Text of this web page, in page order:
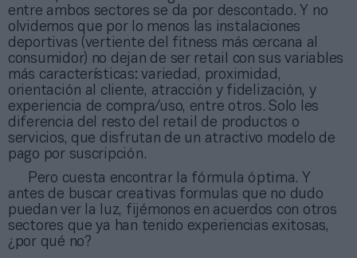
entre ambos sectores se da por descontado. Y no
olvidemos que por lo menos las instalaciones
deportivas (vertiente del fitness más cercana al
consumidor) no dejan de ser retail con sus variables
más características: variedad, proximidad,
orientación al cliente, atracción y fidelización, y
experiencia de compra/uso, entre otros. Solo les
diferencia del resto del retail de productos o
servicios, que disfrutan de un atractivo modelo de
pago por suscripción.
Pero cuesta encontrar la fórmula óptima. Y
antes de buscar creativas formulas que no dudo
puedan ver la luz, fijémonos en acuerdos con otros
sectores que ya han tenido experiencias exitosas,
¿por qué no?